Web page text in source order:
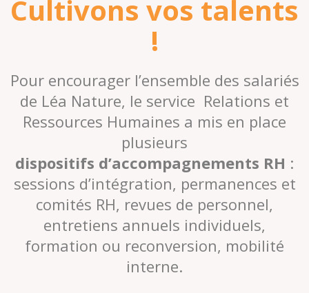
Cultivons vos talents
!
Pour encourager l’ensemble des salariés
de Léa Nature, le service Relations et
Ressources Humaines a mis en place
plusieurs
dispositifs d’accompagnements RH :
sessions d’intégration, permanences et
comités RH, revues de personnel,
entretiens annuels individuels,
formation ou reconversion, mobilité
interne.